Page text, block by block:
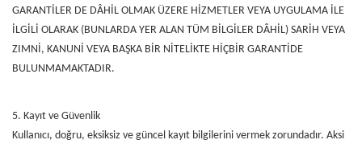
GARANTİLER DE DÂHİL OLMAK ÜZERE HİZMETLER VEYA UYGULAMA İLE
İLGİLİ OLARAK (BUNLARDA YER ALAN TÜM BİLGİLER DÂHİL) SARİH VEYA
ZIMNİ, KANUNİ VEYA BAŞKA BİR NİTELİKTE HİÇBİR GARANTİDE
BULUNMAMAKTADIR.
5. Kayıt ve Güvenlik
Kullanıcı, doğru, eksiksiz ve güncel kayıt bilgilerini vermek zorundadır. Aksi